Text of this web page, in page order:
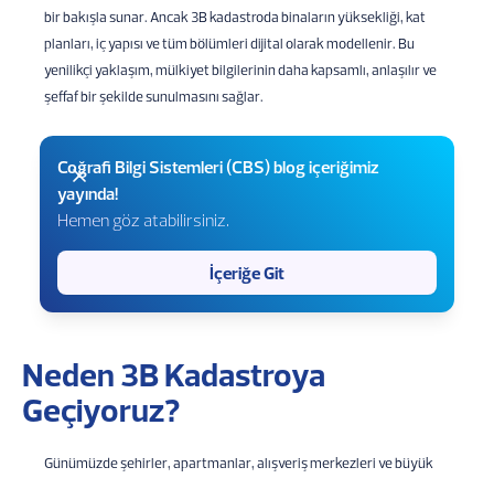
bir bakışla sunar. Ancak 3B kadastroda binaların yüksekliği, kat
planları, iç yapısı ve tüm bölümleri dijital olarak modellenir. Bu
yenilikçi yaklaşım, mülkiyet bilgilerinin daha kapsamlı, anlaşılır ve
şeffaf bir şekilde sunulmasını sağlar.
Coğrafi Bilgi Sistemleri (CBS) blog içeriğimiz
yayında!
Hemen göz atabilirsiniz.
İçeriğe Git
Neden 3B Kadastroya
Geçiyoruz?
Günümüzde şehirler, apartmanlar, alışveriş merkezleri ve büyük